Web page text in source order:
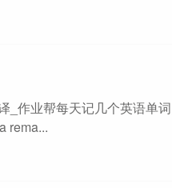
_作业帮每天记几个英语单
rema...